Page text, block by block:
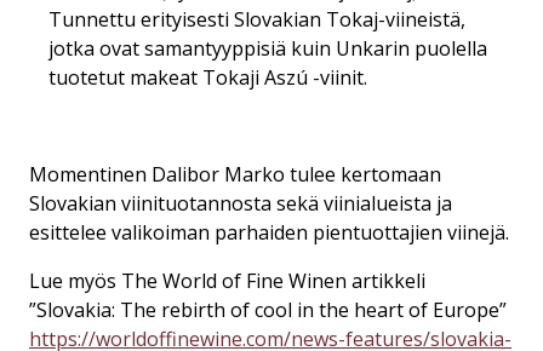
Tunnettu erityisesti Slovakian Tokaj-viineistä,
jotka ovat samantyyppisiä kuin Unkarin puolella
tuotetut makeat Tokaji Aszú -viinit.
Momentinen Dalibor Marko tulee kertomaan
Slovakian viinituotannosta sekä viinialueista ja
esittelee valikoiman parhaiden pientuottajien viinejä.
Lue myös The World of Fine Winen artikkeli
”Slovakia: The rebirth of cool in the heart of Europe”
https://worldoffinewine.com/news-features/slovakia-